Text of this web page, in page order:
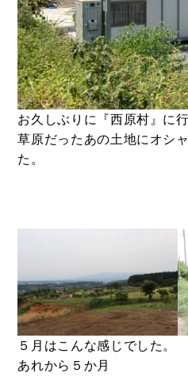
BUY 売買物件
お久しぶりに『西原村』に
草原だったあの土地にオシ
た。
５月はこんな感じでした。
あれから５か月